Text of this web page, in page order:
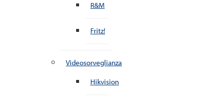
R&M
Fritz!
Videosorveglianza
Hikvision